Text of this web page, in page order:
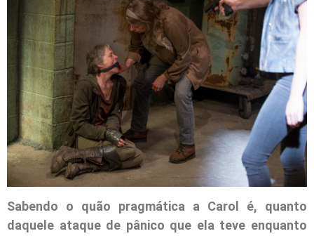
Sabendo o quão pragmática a Carol é, quanto
daquele ataque de pânico que ela teve enquanto